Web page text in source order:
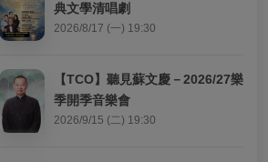
典文學清唱劇
2026/8/17 (一) 19:30
【TCO】聽見蘇文慶－2026/27樂
季開季音樂會
2026/9/15 (二) 19:30